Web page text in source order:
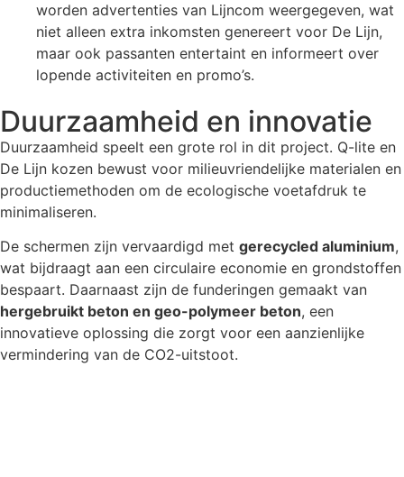
worden advertenties van Lijncom weergegeven, wat
niet alleen extra inkomsten genereert voor De Lijn,
maar ook passanten entertaint en informeert over
lopende activiteiten en promo’s.
Duurzaamheid en innovatie
Duurzaamheid speelt een grote rol in dit project. Q-lite en
De Lijn kozen bewust voor milieuvriendelijke materialen en
productiemethoden om de ecologische voetafdruk te
minimaliseren.
De schermen zijn vervaardigd met gerecycled aluminium,
wat bijdraagt aan een circulaire economie en grondstoffen
bespaart. Daarnaast zijn de funderingen gemaakt van
hergebruikt beton en geo-polymeer beton, een
innovatieve oplossing die zorgt voor een aanzienlijke
vermindering van de CO2-uitstoot.